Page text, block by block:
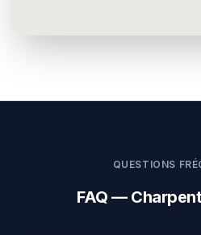
QUESTIONS
FAQ —